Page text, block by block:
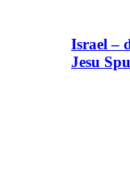
Israel –
Jesu